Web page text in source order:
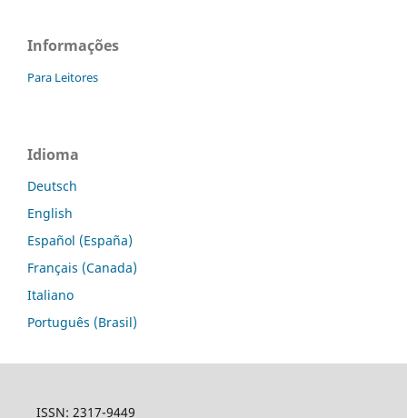
Informações
Para Leitores
Idioma
Deutsch
English
Español (España)
Français (Canada)
Italiano
Português (Brasil)
ISSN: 2317-9449